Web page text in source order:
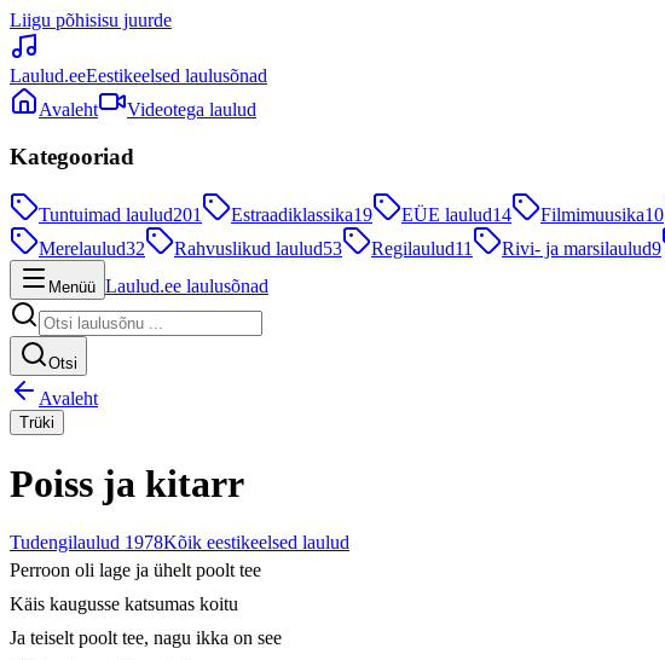
Liigu põhisisu juurde
Laulud.eeEestikeelsed laulusõnad
Avaleht
Videotega laulud
Kategooriad
Tuntuimad laulud201 Estraadiklassika19 EÜE laulud14 Filmimuusika10
Merelaulud32 Rahvuslikud laulud53 Regilaulud11 Rivi- ja marsilaulud9
Menüü Laulud.ee laulusõnad
Otsi
Avaleht
Trüki
Poiss ja kitarr
Tudengilaulud 1978Kõik eestikeelsed laulud
Perroon oli lage ja ühelt poolt tee
Käis kaugusse katsumas koitu
Ja teiselt poolt tee, nagu ikka on see